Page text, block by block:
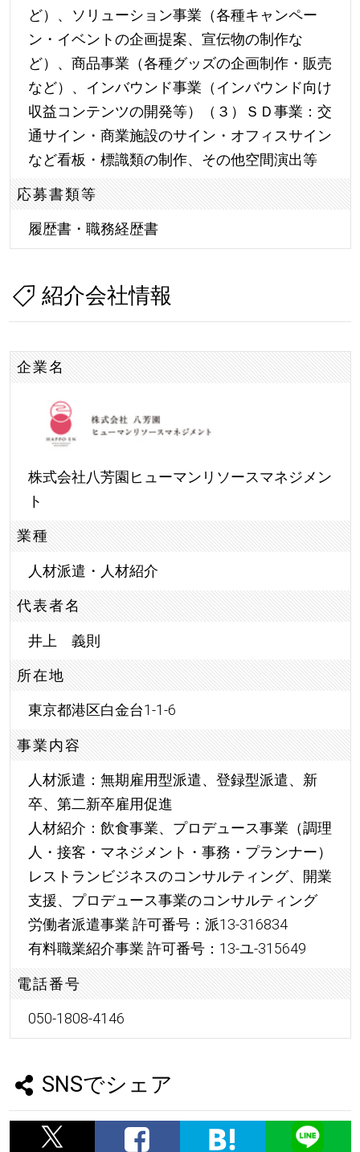
ど）、ソリューション事業（各種キャンペー
ン・イベントの企画提案、宣伝物の制作な
ど）、商品事業（各種グッズの企画制作・販売
など）、インバウンド事業（インバウンド向け
収益コンテンツの開発等）（３）ＳＤ事業：交
通サイン・商業施設のサイン・オフィスサイン
など看板・標識類の制作、その他空間演出等
応募書類等
履歴書・職務経歴書
紹介会社情報
企業名
株式会社八芳園ヒューマンリソースマネジメン
ト
業種
人材派遣・人材紹介
代表者名
井上 義則
所在地
東京都港区白金台1-1-6
事業内容
人材派遣：無期雇用型派遣、登録型派遣、新
卒、第二新卒雇用促進
人材紹介：飲食事業、プロデュース事業（調理
人・接客・マネジメント・事務・プランナー）
レストランビジネスのコンサルティング、開業
支援、プロデュース事業のコンサルティング
労働者派遣事業 許可番号：派13-316834
有料職業紹介事業 許可番号：13-ユ-315649
電話番号
050-1808-4146
SNSでシェア